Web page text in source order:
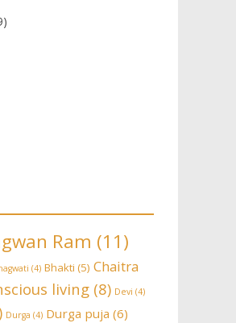
Ram (11)
(4) Bhakti (5) Chaitra
living (8) Devi (4)
Durga (4) Durga puja (6)